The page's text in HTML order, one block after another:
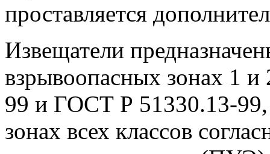
проставляется
Извещатели
взрывоопасных зонах 1
99 и ГОСТ Р 51330.13-99,
зонах всех классов